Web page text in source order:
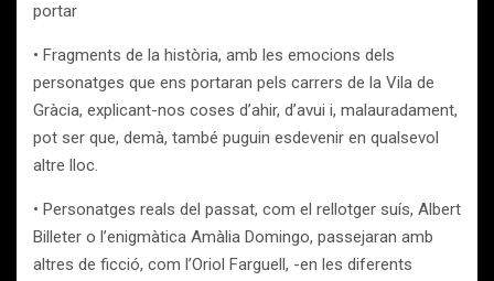
portar
• Fragments de la història, amb les emocions dels
personatges que ens portaran pels carrers de la Vila de
Gràcia, explicant-nos coses d’ahir, d’avui i, malauradament,
pot ser que, demà, també puguin esdevenir en qualsevol
altre lloc.
• Personatges reals del passat, com el rellotger suís, Albert
Billeter o l’enigmàtica Amàlia Domingo, passejaran amb
altres de ficció, com l’Oriol Farguell, -en les diferents